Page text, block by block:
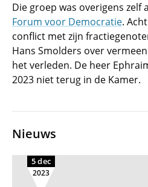
Die groep was overigens zelf
Forum voor Democratie.
conflict met zijn
Hans Smolders over
het verleden. De heer
2023 niet terug in de Kamer.
Nieuws
5 dec
2023